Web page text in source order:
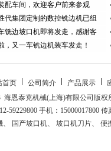
配车间，欢迎客户前来参观
，又一车铣边机装车发走！
首页 公司简介 产品展示
海恩泰克机械(上海)有限公司版
59229800 手机：15000017800
、 国产坡口机、 坡口机刀片、 便